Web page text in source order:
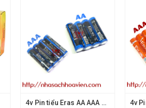
4v Pin tiểu Eras AA AAA E962 E690